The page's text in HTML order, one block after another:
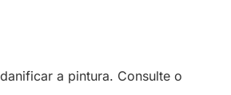
a pintura. Consulte o